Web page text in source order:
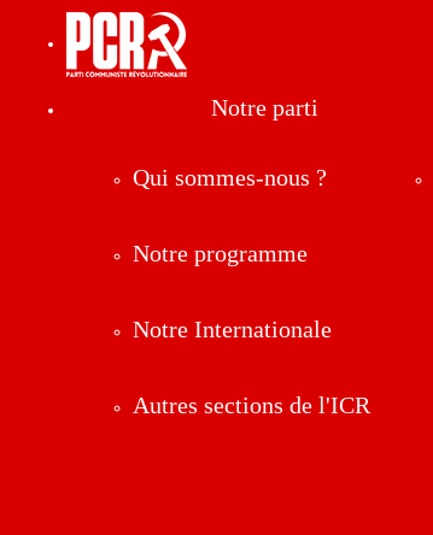
Notre parti
Qui sommes-nous ?
Notre programme
Notre Internationale
Autres sections de l'ICR